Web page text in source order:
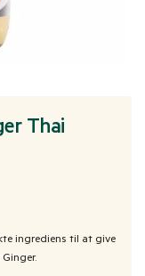
Thai
ingrediens til at give